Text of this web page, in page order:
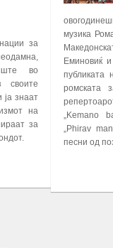
за
во
своите
ја знаат
на
за
музика
Еминовиќ
публиката
ромската
Kemano
Phirav
песни од